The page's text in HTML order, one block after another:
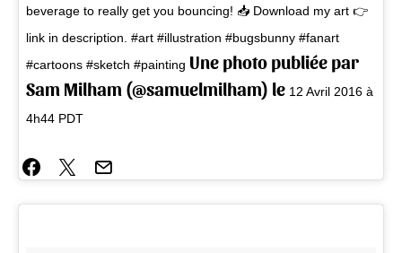
beverage to really get you bouncing! 📥 Download my art 👉
link in description. #art #illustration #bugsbunny #fanart
#cartoons #sketch #painting Une photo publiée par
Sam Milham (@samuelmilham) le 12 Avril 2016 à
4h44 PDT